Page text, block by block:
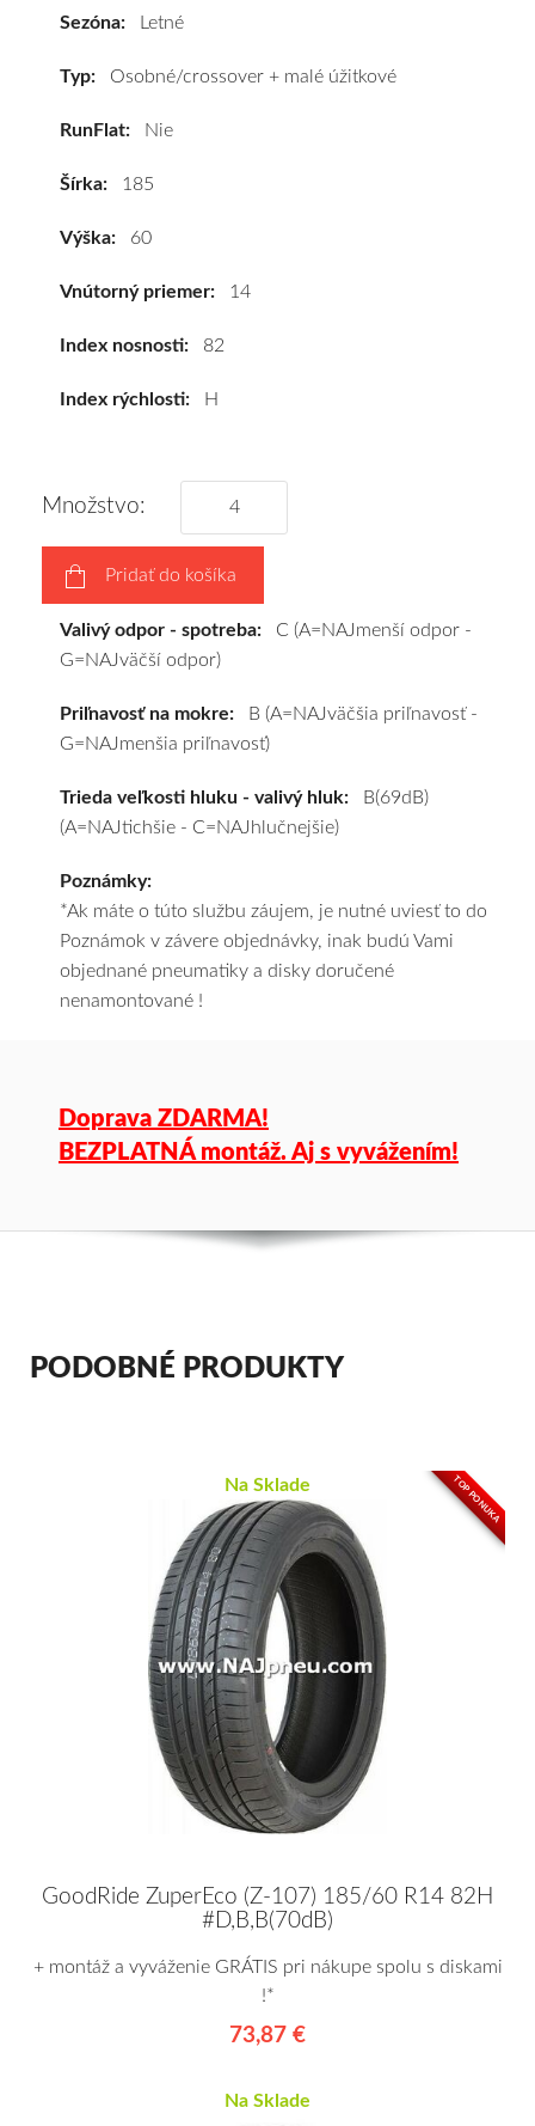
82H
kúpite
obujeme
disky
pošleme
zadarmo.
Sezóna: Letné
Typ: Osobné/crossover + malé úžitkové
RunFlat: Nie
Šírka: 185
Výška: 60
Vnútorný priemer: 14
Index nosnosti: 82
Index rýchlosti: H
Množstvo:
Pridať do košíka
Valivý odpor - spotreba: C (A=NAJmenší odpor -
G=NAJväčší odpor)
Priľnavosť na mokre: B (A=NAJväčšia priľnavosť -
G=NAJmenšia priľnavosť)
Trieda veľkosti hluku - valivý hluk: B(69dB)
(A=NAJtichšie - C=NAJhlučnejšie)
Poznámky:
*Ak máte o túto službu záujem, je nutné uviesť to do
Poznámok v závere objednávky, inak budú Vami
objednané pneumatiky a disky doručené
nenamontované !
Doprava ZDARMA!
BEZPLATNÁ montáž. Aj s vyvážením!
PODOBNÉ PRODUKTY
TOP PONUKA
Na Sklade
GoodRide ZuperEco (Z-107) 185/60 R14 82H
#D,B,B(70dB)
+ montáž a vyváženie GRÁTIS pri nákupe spolu s diskami
!*
73,87 €
Na Sklade